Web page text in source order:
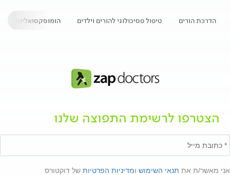
הדרכת הורים טיפול פסיכולוגי להורים וילדים הומוסקסואליות
הצטרפו לרשימת התפוצה שלנו
אני מאשר/ת את תנאי השימוש ומדיניות הפרטיות של דוקטורס